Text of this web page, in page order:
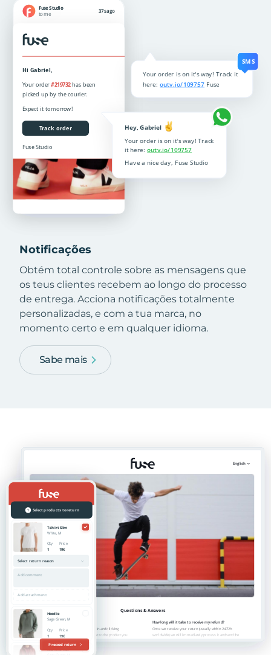
Notificações
Obtém total controle sobre as mensagens que
os teus clientes recebem ao longo do processo
de entrega. Acciona notificações totalmente
personalizadas, e com a tua marca, no
momento certo e em qualquer idioma.
Sabe mais